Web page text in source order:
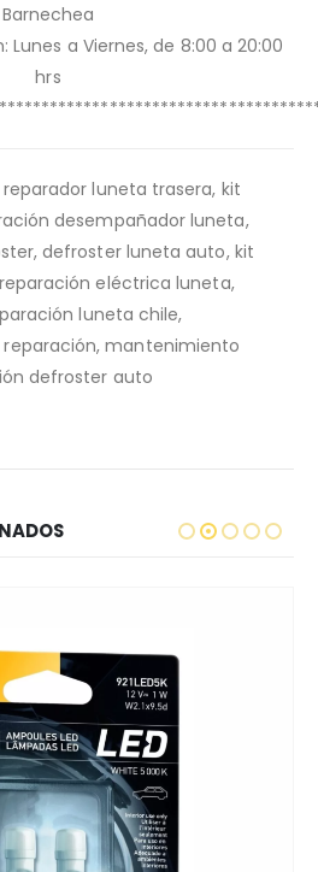
Barnechea
Lunes a Viernes, de 8:00 a 20:00
hrs
luneta trasera, kit
desempañador luneta,
defroster luneta auto, kit
eléctrica luneta,
luneta chile,
mantenimiento
defroster auto